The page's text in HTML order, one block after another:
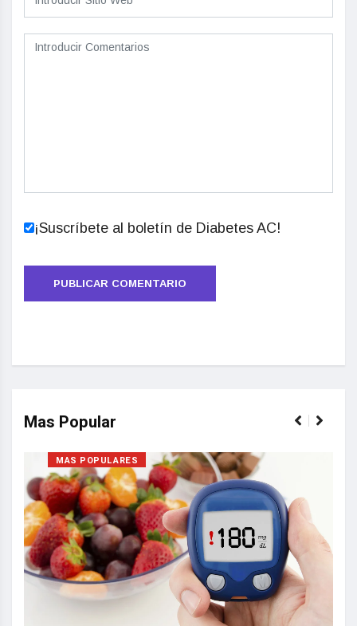
¡Suscríbete al boletín de Diabetes AC!
Mas Popular
MAS POPULARES